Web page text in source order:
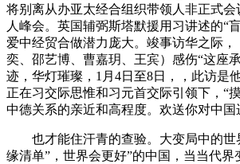
将别离从办亚太经合组织带领人非正式
人峰会。英国辅弼斯塔默援用习讲述的“
爱中经贸合做潜力庞大。竣事访华之际
奕、邵艺博、曹嘉玥、王宾）感伤“这座
迹，华灯璀璨，1月4日至8日，，此访是
正在习交际思惟和习元首交际引领下，“
中德关系的亲近和高程度。欢送你对中国
也才能住汗青的查验。大变局中的世
缘清单”，世界会更好”的中国，当当代界